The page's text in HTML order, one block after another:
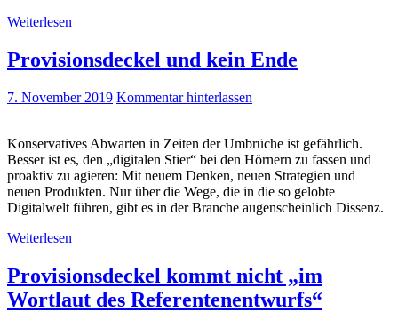
Weiterlesen
Provisionsdeckel und kein Ende
7. November 2019 Kommentar hinterlassen
Konservatives Abwarten in Zeiten der Umbrüche ist gefährlich.
Besser ist es, den „digitalen Stier“ bei den Hörnern zu fassen und
proaktiv zu agieren: Mit neuem Denken, neuen Strategien und
neuen Produkten. Nur über die Wege, die in die so gelobte
Digitalwelt führen, gibt es in der Branche augenscheinlich Dissenz.
Weiterlesen
Provisionsdeckel kommt nicht „im
Wortlaut des Referentenentwurfs“